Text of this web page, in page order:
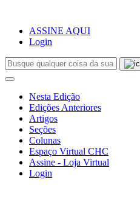
ASSINE AQUI
Login
Nesta Edição
Edições Anteriores
Artigos
Seções
Colunas
Espaço Virtual CHC
Assine - Loja Virtual
Login